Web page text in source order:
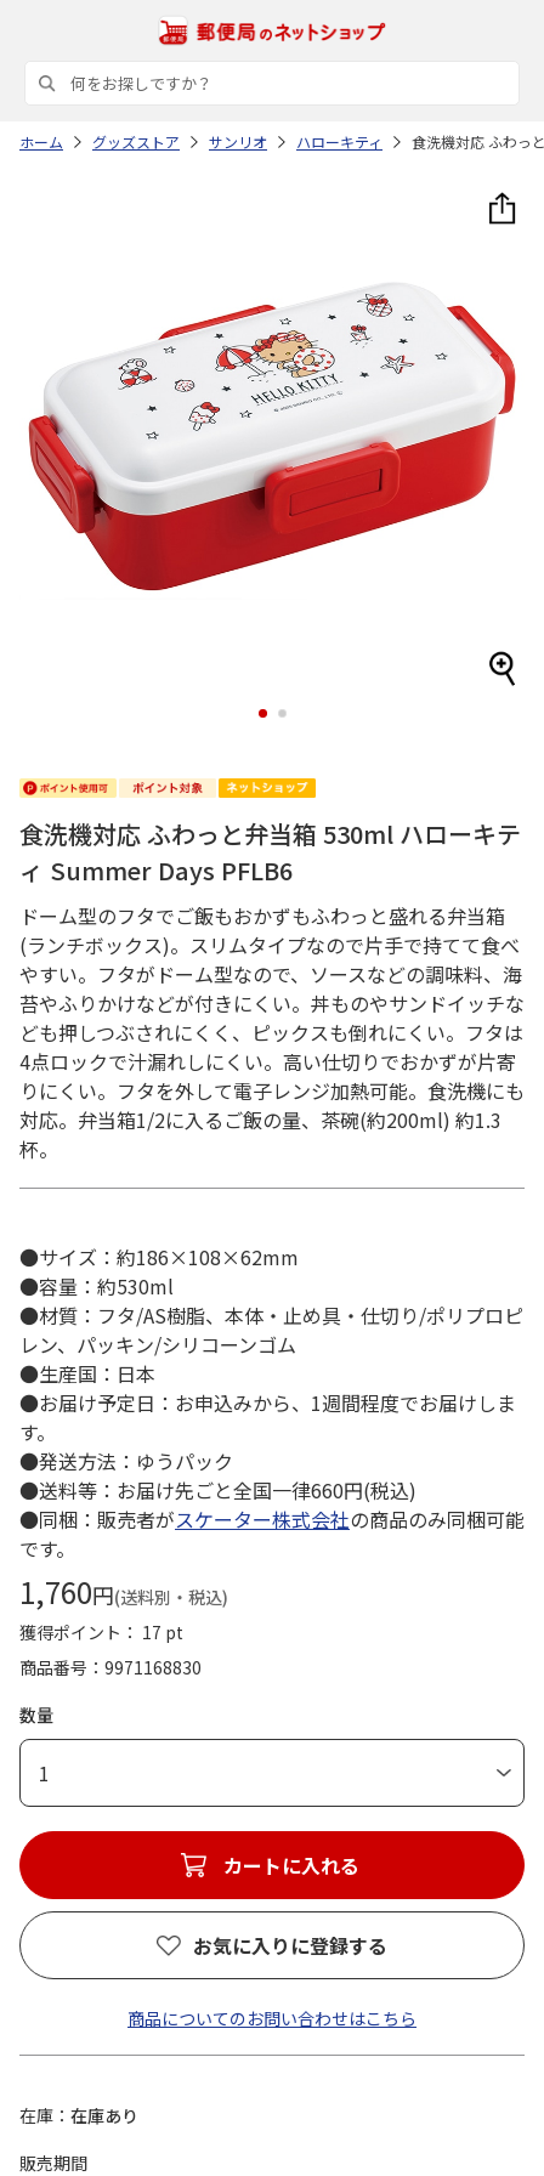
ホーム グッズストア サンリオ ハローキティ 食洗機対応 ふわっ
1 2
食洗機対応 ふわっと弁当箱 530ml ハローキテ
ィ Summer Days PFLB6
ドーム型のフタでご飯もおかずもふわっと盛れる弁当箱
(ランチボックス)。スリムタイプなので片手で持てて食べ
やすい。フタがドーム型なので、ソースなどの調味料、海
苔やふりかけなどが付きにくい。丼ものやサンドイッチな
ども押しつぶされにくく、ピックスも倒れにくい。フタは
4点ロックで汁漏れしにくい。高い仕切りでおかずが片寄
りにくい。フタを外して電子レンジ加熱可能。食洗機にも
対応。弁当箱1/2に入るご飯の量、茶碗(約200ml) 約1.3
杯。
●サイズ：約186×108×62mm
●容量：約530ml
●材質：フタ/AS樹脂、本体・止め具・仕切り/ポリプロピ
レン、パッキン/シリコーンゴム
●生産国：日本
●お届け予定日：お申込みから、1週間程度でお届けしま
す。
●発送方法：ゆうパック
●送料等：お届け先ごと全国一律660円(税込)
●同梱：販売者がスケーター株式会社の商品のみ同梱可能
です。
1,760円(送料別・税込)
獲得ポイント： 17 pt
商品番号
9971168830
数量
1
カートに入れる
お気に入りに登録する
商品についてのお問い合わせはこちら
在庫
在庫あり
販売期間